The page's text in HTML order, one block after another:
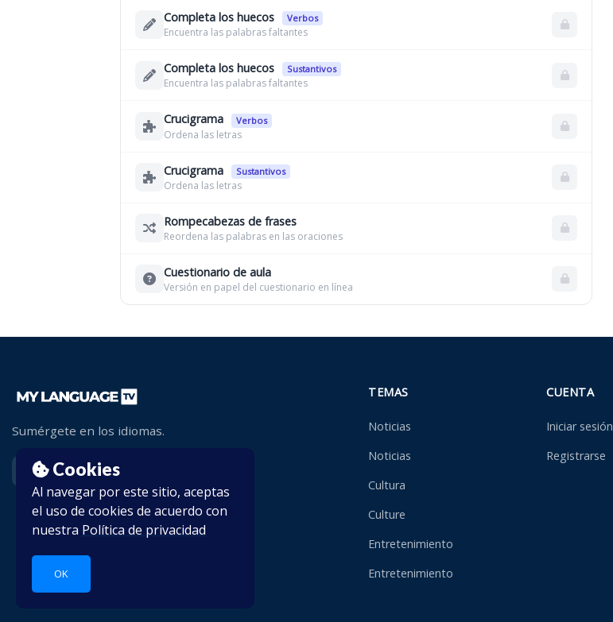
Cookies
Al navegar por este sitio, aceptas
el uso de cookies de acuerdo con
nuestra Política de privacidad
OK
Completa los huecos Verbos
Encuentra las palabras faltantes
Completa los huecos Sustantivos
Encuentra las palabras faltantes
Crucigrama Verbos
Ordena las letras
Crucigrama Sustantivos
Ordena las letras
Rompecabezas de frases
Reordena las palabras en las oraciones
Cuestionario de aula
Versión en papel del cuestionario en línea
Sumérgete en los idiomas.
TEMAS
Noticias
Noticias
Cultura
Culture
Entretenimiento
Entretenimiento
CUENTA
Iniciar sesión
Registrarse